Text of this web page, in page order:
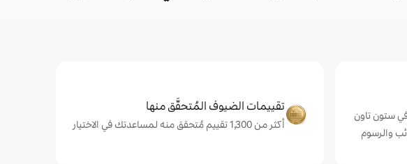
في ستون تاون
تقييمات الضيوف المُتحقَّق منها
أكثر من 1,300 تقييم مُتحقق منه لمساعدتك في الاختيار